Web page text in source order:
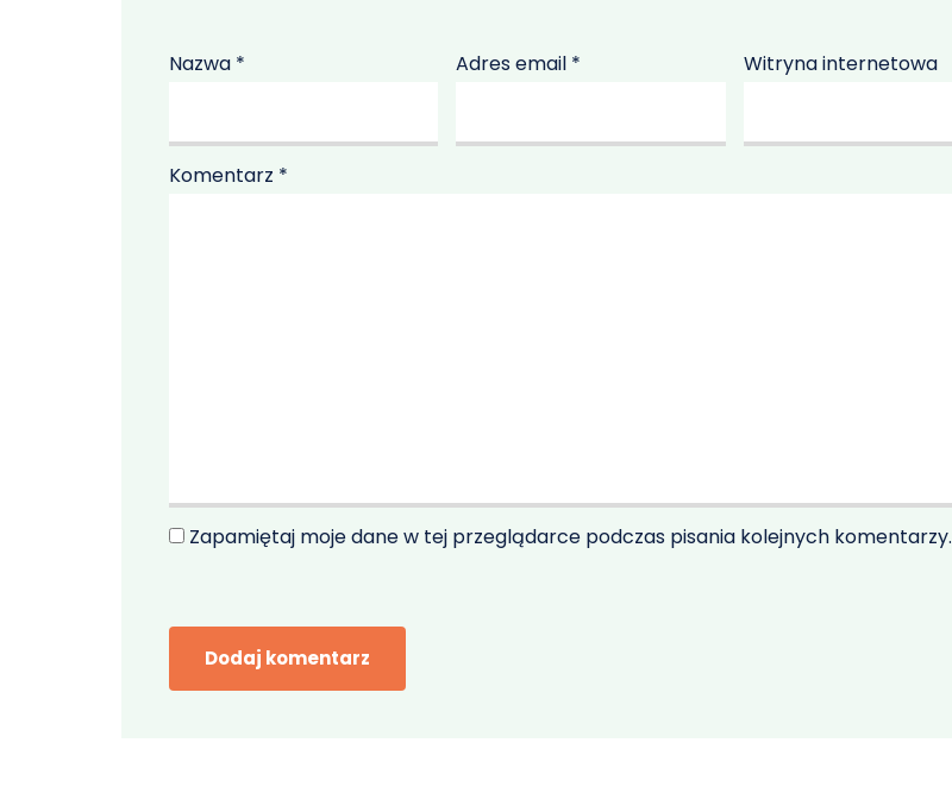
Nazwa * Adres email * Witryna internetowa
Komentarz *
Zapamiętaj moje dane w tej przeglądarce podczas pisania kolejnych komentarzy.